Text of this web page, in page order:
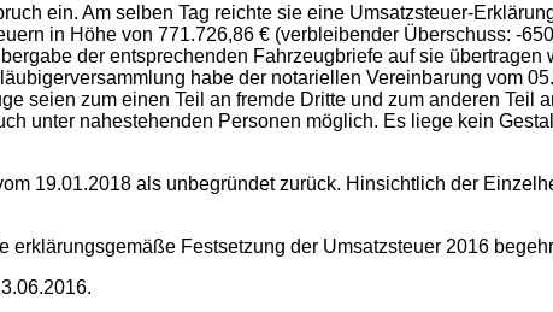
ein. Am selben Tag reichte sie eine Umsatzsteuer-
in Höhe von 771.726,86 € (verbleibender Überschuss: -
der entsprechenden Fahrzeugbriefe auf sie
habe der notariellen Vereinbarung vom
seien zum einen Teil an fremde Dritte und zum anderen Teil
unter nahestehenden Personen möglich. Es liege kein
19.01.2018 als unbegründet zurück. Hinsichtlich der
Festsetzung der Umsatzsteuer 2016